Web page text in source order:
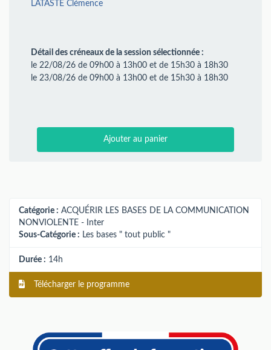
LATASTE Clémence
Détail des créneaux de la session sélectionnée :
le 22/08/26 de 09h00 à 13h00 et de 15h30 à 18h30
le 23/08/26 de 09h00 à 13h00 et de 15h30 à 18h30
Ajouter au panier
Catégorie : ACQUÉRIR LES BASES DE LA COMMUNICATION
NONVIOLENTE - Inter
Sous-Catégorie : Les bases " tout public "
Durée : 14h
Télécharger le programme